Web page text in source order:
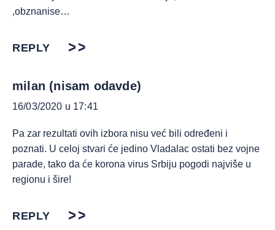
,obznanise…
REPLY
milan (nisam odavde)
16/03/2020 u 17:41
Pa zar rezultati ovih izbora nisu već bili određeni i
poznati. U celoj stvari će jedino Vladalac ostati bez vojne
parade, tako da će korona virus Srbiju pogodi najviše u
regionu i šire!
REPLY